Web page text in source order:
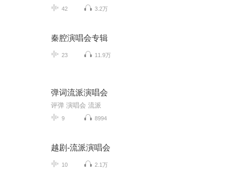
42 3.2万
秦腔演唱会专辑
23 11.9万
弹词流派演唱会
评弹 演唱会 流派
9 8994
越剧-流派演唱会
10 2.1万